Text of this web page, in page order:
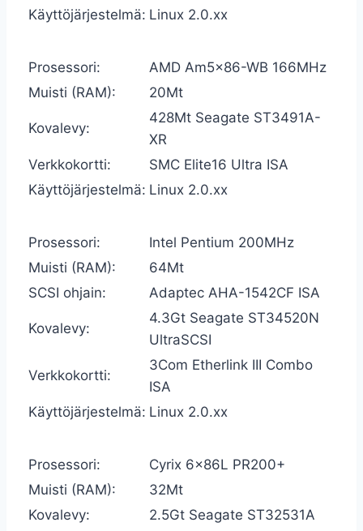
Käyttöjärjestelmä: Linux 2.0.xx
Prosessori:
AMD Am5x86-WB 166MHz
Muisti (RAM):
20Mt
Kovalevy:
428Mt Seagate ST3491A-
XR
Verkkokortti:
SMC Elite16 Ultra ISA
Käyttöjärjestelmä: Linux 2.0.xx
Prosessori:
Intel Pentium 200MHz
Muisti (RAM):
64Mt
SCSI ohjain:
Adaptec AHA-1542CF ISA
Kovalevy:
4.3Gt Seagate ST34520N
UltraSCSI
Verkkokortti:
3Com Etherlink III Combo
ISA
Käyttöjärjestelmä: Linux 2.0.xx
Prosessori:
Cyrix 6x86L PR200+
Muisti (RAM):
32Mt
Kovalevy:
2.5Gt Seagate ST32531A